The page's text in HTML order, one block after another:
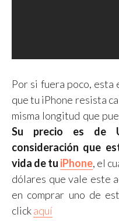
Por si fuera poco, esta
que tu iPhone resista
misma longitud que
Su precio es de
consideración que
vida de tu iPhone, el
dólares que vale este
en comprar uno de
clickaquí